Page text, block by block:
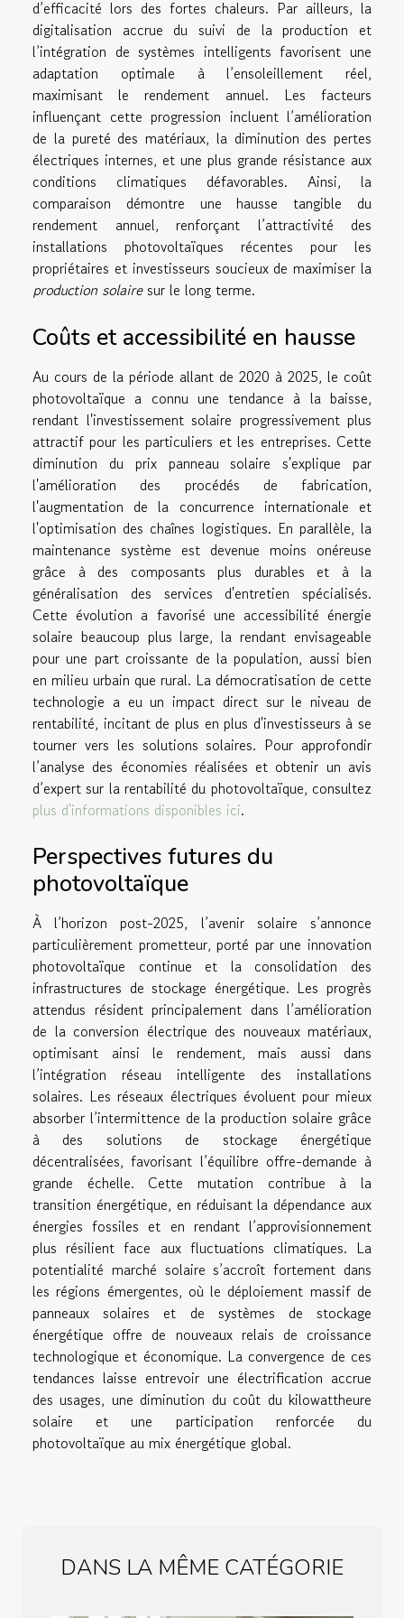
d’efficacité lors des fortes chaleurs. Par ailleurs, la
digitalisation accrue du suivi de la production et
l’intégration de systèmes intelligents favorisent une
adaptation optimale à l’ensoleillement réel,
maximisant le rendement annuel. Les facteurs
influençant cette progression incluent l’amélioration
de la pureté des matériaux, la diminution des pertes
électriques internes, et une plus grande résistance aux
conditions climatiques défavorables. Ainsi, la
comparaison démontre une hausse tangible du
rendement annuel, renforçant l’attractivité des
installations photovoltaïques récentes pour les
propriétaires et investisseurs soucieux de maximiser la
production solairesur le long terme.
Coûts et accessibilité en hausse
Au cours de la période allant de 2020 à 2025, le coût
photovoltaïque a connu une tendance à la baisse,
rendant l'investissement solaire progressivement plus
attractif pour les particuliers et les entreprises. Cette
diminution du prix panneau solaire s'explique par
l'amélioration des procédés de fabrication,
l'augmentation de la concurrence internationale et
l'optimisation des chaînes logistiques. En parallèle, la
maintenance système est devenue moins onéreuse
grâce à des composants plus durables et à la
généralisation des services d'entretien spécialisés.
Cette évolution a favorisé une accessibilité énergie
solaire beaucoup plus large, la rendant envisageable
pour une part croissante de la population, aussi bien
en milieu urbain que rural. La démocratisation de cette
technologie a eu un impact direct sur le niveau de
rentabilité, incitant de plus en plus d'investisseurs à se
tourner vers les solutions solaires. Pour approfondir
l’analyse des économies réalisées et obtenir un avis
d’expert sur la rentabilité du photovoltaïque, consultez
plus d'informations disponibles ici.
Perspectives futures du
photovoltaïque
À l’horizon post-2025, l’avenir solaire s’annonce
particulièrement prometteur, porté par une innovation
photovoltaïque continue et la consolidation des
infrastructures de stockage énergétique. Les progrès
attendus résident principalement dans l’amélioration
de la conversion électrique des nouveaux matériaux,
optimisant ainsi le rendement, mais aussi dans
l’intégration réseau intelligente des installations
solaires. Les réseaux électriques évoluent pour mieux
absorber l’intermittence de la production solaire grâce
à des solutions de stockage énergétique
décentralisées, favorisant l’équilibre offre-demande à
grande échelle. Cette mutation contribue à la
transition énergétique, en réduisant la dépendance aux
énergies fossiles et en rendant l’approvisionnement
plus résilient face aux fluctuations climatiques. La
potentialité marché solaire s’accroît fortement dans
les régions émergentes, où le déploiement massif de
panneaux solaires et de systèmes de stockage
énergétique offre de nouveaux relais de croissance
technologique et économique. La convergence de ces
tendances laisse entrevoir une électrification accrue
des usages, une diminution du coût du kilowattheure
solaire et une participation renforcée du
photovoltaïque au mix énergétique global.
DANS LA MÊME CATÉGORIE